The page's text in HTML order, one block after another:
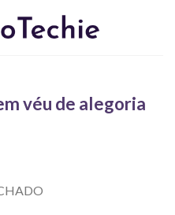
véu de alegoria